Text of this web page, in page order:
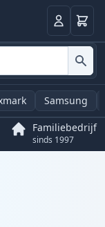
Log in
Samsung
Familiebedrijf
sinds 1997